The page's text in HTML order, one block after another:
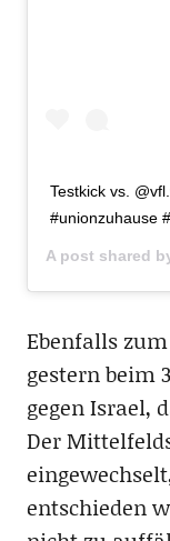
Testkick vs.
#unionzuhause
A post shared
Ebenfalls
gestern beim
gegen Israel,
Der
entschieden